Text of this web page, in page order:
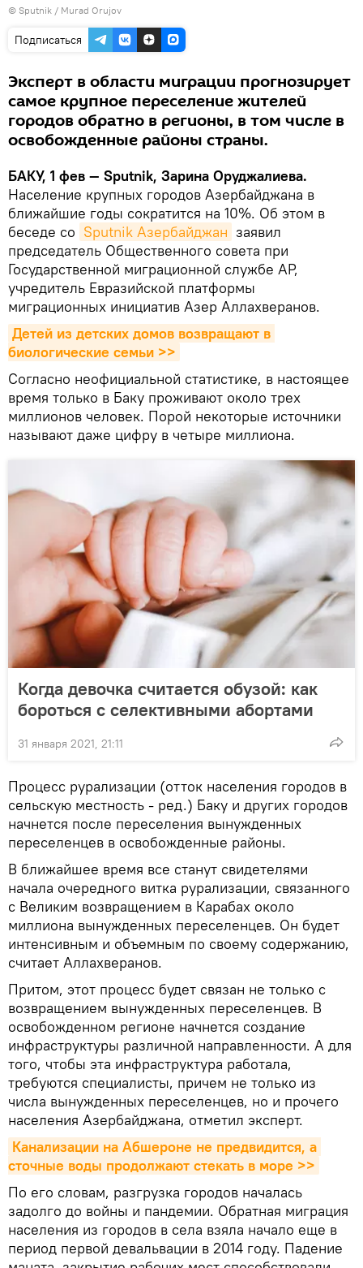
© Sputnik / Murad Orujov
Подписаться
Эксперт в области миграции прогнозирует
самое крупное переселение жителей
городов обратно в регионы, в том числе в
освобожденные районы страны.
БАКУ, 1 фев — Sputnik, Зарина Оруджалиева.
Население крупных городов Азербайджана в
ближайшие годы сократится на 10%. Об этом в
беседе со Sputnik Азербайджан заявил
председатель Общественного совета при
Государственной миграционной службе АР,
учредитель Евразийской платформы
миграционных инициатив Азер Аллахверанов.
Детей из детских домов возвращают в
биологические семьи >>
Согласно неофициальной статистике, в настоящее
время только в Баку проживают около трех
миллионов человек. Порой некоторые источники
называют даже цифру в четыре миллиона.
Когда девочка считается обузой: как
бороться с селективными абортами
31 января 2021, 21:11
Процесс рурализации (отток населения городов в
сельскую местность - ред.) Баку и других городов
начнется после переселения вынужденных
переселенцев в освобожденные районы.
В ближайшее время все станут свидетелями
начала очередного витка рурализации, связанного
с Великим возвращением в Карабах около
миллиона вынужденных переселенцев. Он будет
интенсивным и объемным по своему содержанию,
считает Аллахверанов.
Притом, этот процесс будет связан не только с
возвращением вынужденных переселенцев. В
освобожденном регионе начнется создание
инфраструктуры различной направленности. А для
того, чтобы эта инфраструктура работала,
требуются специалисты, причем не только из
числа вынужденных переселенцев, но и прочего
населения Азербайджана, отметил эксперт.
Канализации на Абшероне не предвидится, а
сточные воды продолжают стекать в море >>
По его словам, разгрузка городов началась
задолго до войны и пандемии. Обратная миграция
населения из городов в села взяла начало еще в
период первой девальвации в 2014 году. Падение